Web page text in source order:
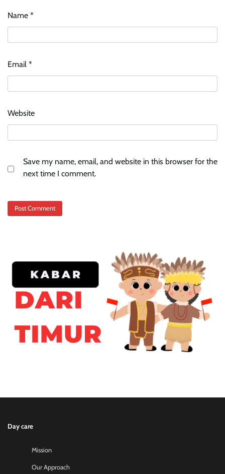
Name *
Email *
Website
Save my name, email, and website in this browser for the
next time I comment.
Day care
Mission
Our Approach